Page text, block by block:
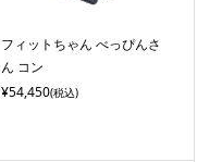
フィットちゃん べっぴんさ
ん コン
¥54,450(税込)